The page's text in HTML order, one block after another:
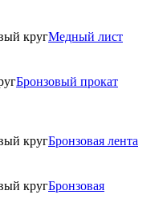
Медный лист
Бронзовый прокат
Бронзовая лента
Бронзовая